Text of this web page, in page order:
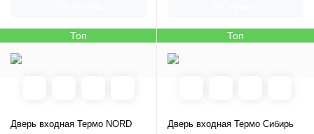
Топ
Дверь входная Термо NORD
Топ
Дверь входная Термо Сибирь